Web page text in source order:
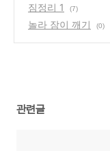
짐정리 1 (7)
놀라 잠이 깨기 (0)
관련글